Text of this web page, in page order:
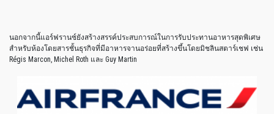
นอกจากนี้แอร์ฟรานซ์ยังสร้างสรรค์ประสบการณ์ในการรับประทานอาหารสุดพิเศษ
สำหรับห้องโดยสารชั้นธุรกิจที่มีอาหารจานอร่อยที่สร้างขึ้นโดยมิชลินสตาร์เชฟ เช่น
Régis Marcon, Michel Roth และ Guy Martin